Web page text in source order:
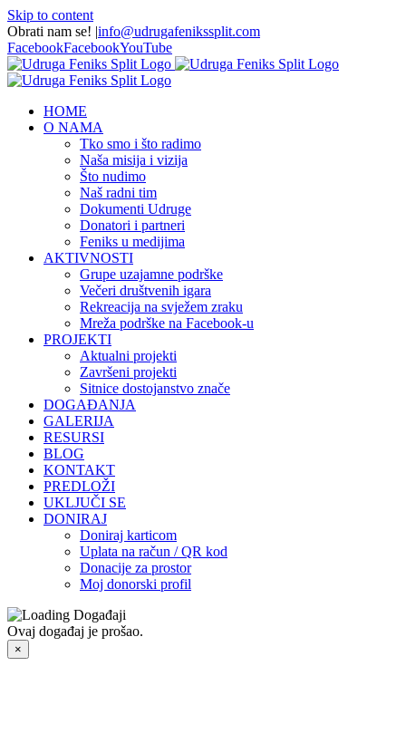
Skip to content
Obrati nam se! |info@udrugafenikssplit.com
FacebookFacebookYouTube
HOME
O NAMA
Tko smo i što radimo
Naša misija i vizija
Što nudimo
Naš radni tim
Dokumenti Udruge
Donatori i partneri
Feniks u medijima
AKTIVNOSTI
Grupe uzajamne podrške
Večeri društvenih igara
Rekreacija na svježem zraku
Mreža podrške na Facebook-u
PROJEKTI
Aktualni projekti
Završeni projekti
Sitnice dostojanstvo znače
DOGAĐANJA
GALERIJA
RESURSI
BLOG
KONTAKT
PREDLOŽI
UKLJUČI SE
DONIRAJ
Doniraj karticom
Uplata na račun / QR kod
Donacije za prostor
Moj donorski profil
Ovaj događaj je prošao.
×